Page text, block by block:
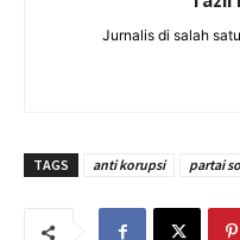
Jurnalis di salah
TAGS anti korupsi partai